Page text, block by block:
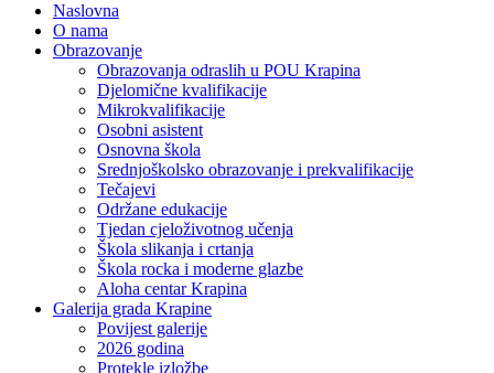
Naslovna
O nama
Obrazovanje
Obrazovanja odraslih u POU Krapina
Djelomične kvalifikacije
Mikrokvalifikacije
Osobni asistent
Osnovna škola
Srednjoškolsko obrazovanje i prekvalifikacije
Tečajevi
Održane edukacije
Tjedan cjeloživotnog učenja
Škola slikanja i crtanja
Škola rocka i moderne glazbe
Aloha centar Krapina
Galerija grada Krapine
Povijest galerije
2026 godina
Protekle izložbe